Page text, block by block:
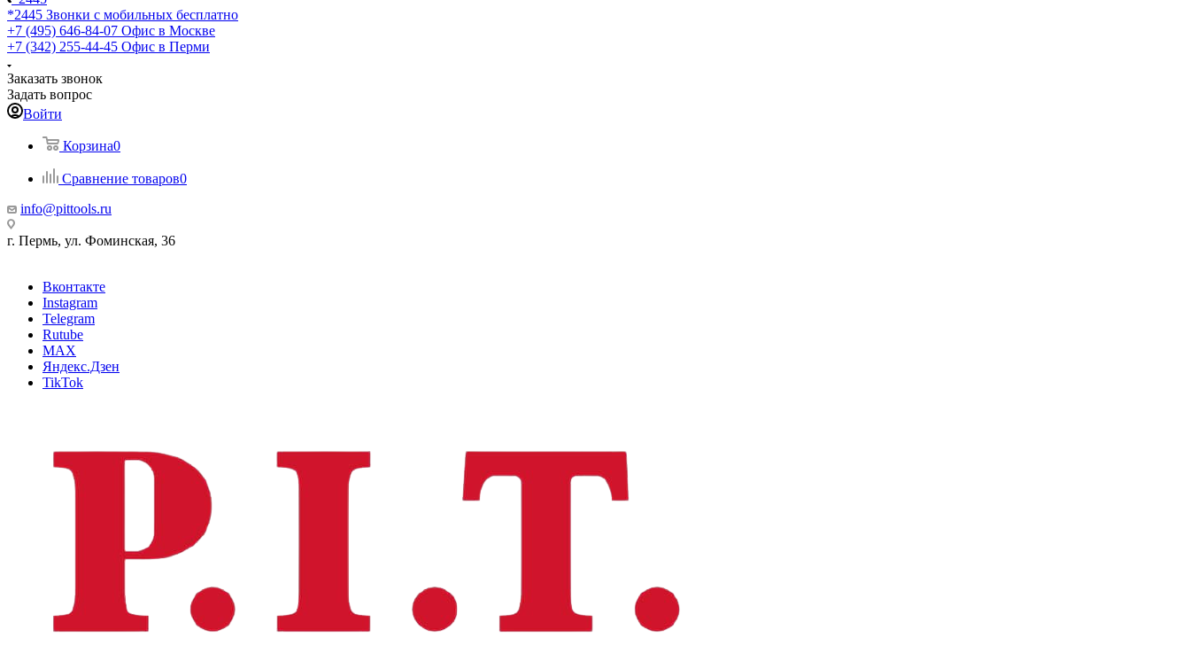
*2445 Звонки с мобильных бесплатно
+7 (495) 646-84-07 Офис в Москве
+7 (342) 255-44-45 Офис в Перми
Заказать звонок
Задать вопрос
Войти
Корзина0
Сравнение товаров0
info@pittools.ru
г. Пермь, ул. Фоминская, 36
Вконтакте
Instagram
Telegram
Rutube
MAX
Яндекс.Дзен
TikTok